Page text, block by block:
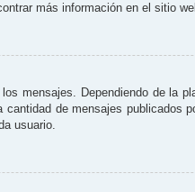
más información en el sitio
mensajes. Dependiendo de la
de mensajes publicados
usuario.